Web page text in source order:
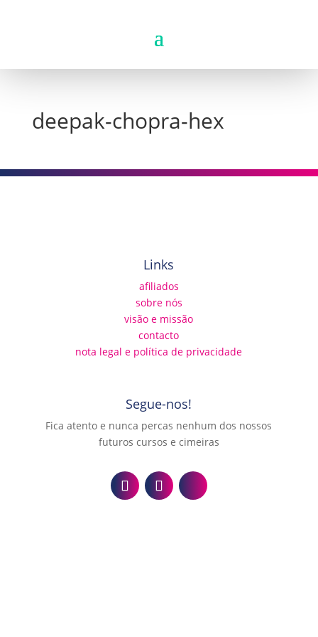
deepak-chopra-hex
Links
afiliados
sobre nós
visão e missão
contacto
nota legal e política de privacidade
Segue-nos!
Fica atento e nunca percas nenhum dos nossos
futuros cursos e cimeiras